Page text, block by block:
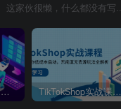
这家伙很懒，什么都没有写...
2024最火爆的项目短剧推广实操课，一条视频变现5万+【附软件工具】 TikTokShop实战课程，手把手教你低成本启动，东南亚无货源玩法全解析